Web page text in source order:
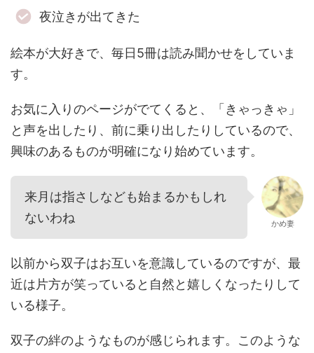
夜泣きが出てきた
絵本が大好きで、毎日5冊は読み聞かせをしていま
す。
お気に入りのページがでてくると、「きゃっきゃ」
と声を出したり、前に乗り出したりしているので、
興味のあるものが明確になり始めています。
来月は指さしなども始まるかもしれ
ないわね
かめ妻
以前から双子はお互いを意識しているのですが、最
近は片方が笑っていると自然と嬉しくなったりして
いる様子。
双子の絆のようなものが感じられます。このような